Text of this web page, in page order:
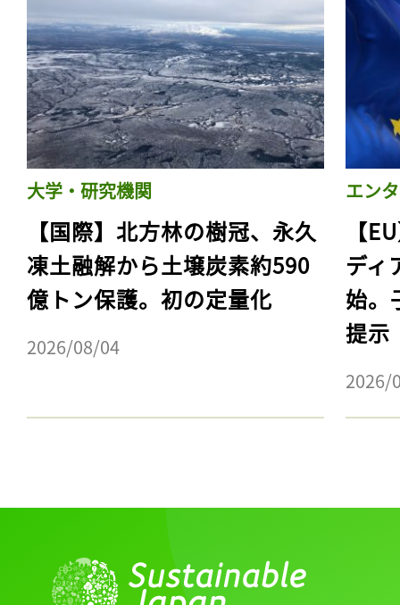
大学・研究機関
【国際】北方林の樹冠、永久
凍土融解から土壌炭素約590
億トン保護。初の定量化
2026/08/04
エン
【
ディ
始。
提示
2026/